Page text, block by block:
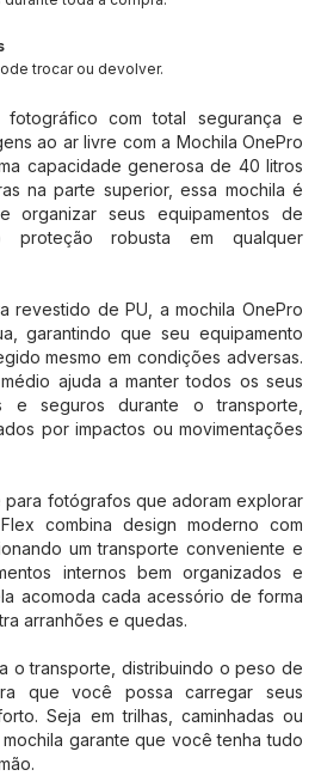
trocar ou devolver.
fotográfico com total segurança e
ao ar livre com a Mochila OnePro
capacidade generosa de 40 litros
na parte superior, essa mochila é
organizar seus equipamentos de
proteção robusta em qualquer
revestido de PU, a mochila OnePro
garantindo que seu equipamento
mesmo em condições adversas.
ajuda a manter todos os seus
e seguros durante o transporte,
por impactos ou movimentações
para fotógrafos que adoram explorar
combina design moderno com
um transporte conveniente e
internos bem organizados e
acomoda cada acessório de forma
arranhões e quedas.
o transporte, distribuindo o peso de
que você possa carregar seus
Seja em trilhas, caminhadas ou
garante que você tenha tudo